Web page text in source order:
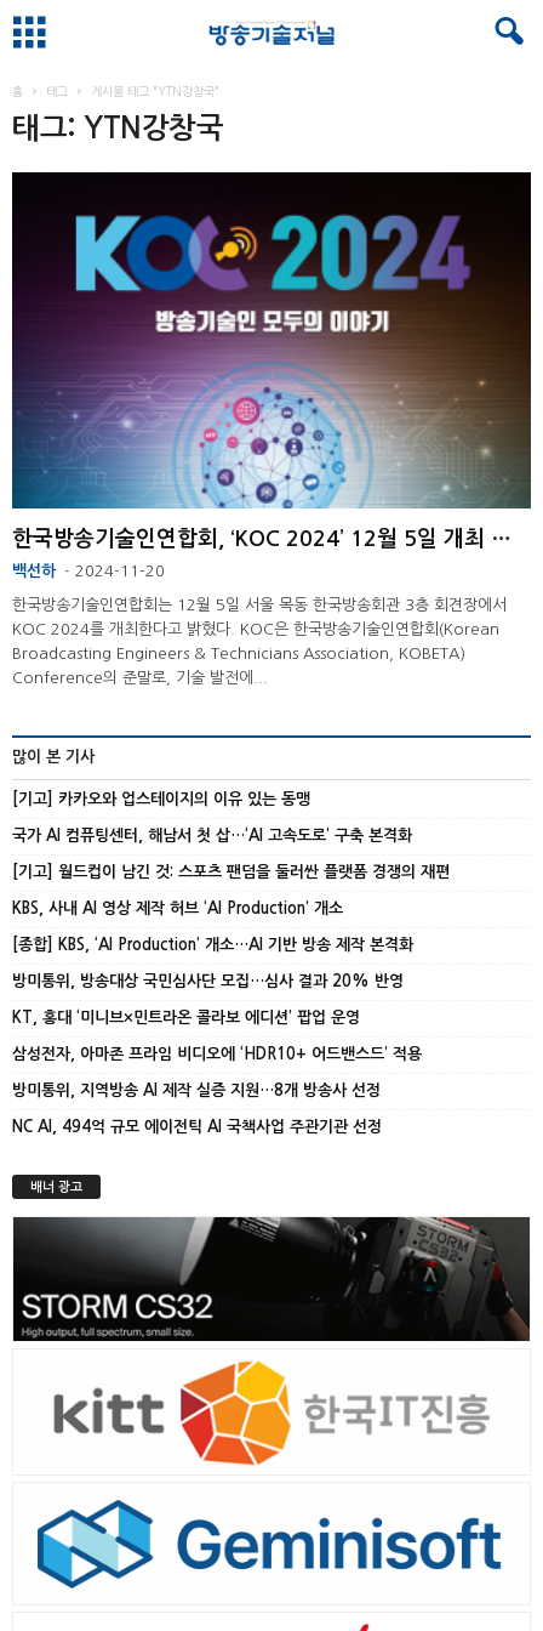
홈 태그 게시물 태그 "YTN강창국"
태그: YTN강창국
한국방송기술인연합회, ‘KOC 2024’ 12월 5일 개최 예정 ...
백선하 - 2024-11-20
한국방송기술인연합회는 12월 5일 서울 목동 한국방송회관 3층 회견장에서
KOC 2024를 개최한다고 밝혔다. KOC은 한국방송기술인연합회(Korean
Broadcasting Engineers & Technicians Association, KOBETA)
Conference의 준말로, 기술 발전에...
많이 본 기사
[기고] 카카오와 업스테이지의 이유 있는 동맹
국가 AI 컴퓨팅센터, 해남서 첫 삽…‘AI 고속도로’ 구축 본격화
[기고] 월드컵이 남긴 것: 스포츠 팬덤을 둘러싼 플랫폼 경쟁의 재편
KBS, 사내 AI 영상 제작 허브 ‘AI Production’ 개소
[종합] KBS, ‘AI Production’ 개소…AI 기반 방송 제작 본격화
방미통위, 방송대상 국민심사단 모집…심사 결과 20% 반영
KT, 홍대 ‘미니브×민트라온 콜라보 에디션’ 팝업 운영
삼성전자, 아마존 프라임 비디오에 ‘HDR10+ 어드밴스드’ 적용
방미통위, 지역방송 AI 제작 실증 지원…8개 방송사 선정
NC AI, 494억 규모 에이전틱 AI 국책사업 주관기관 선정
배너 광고